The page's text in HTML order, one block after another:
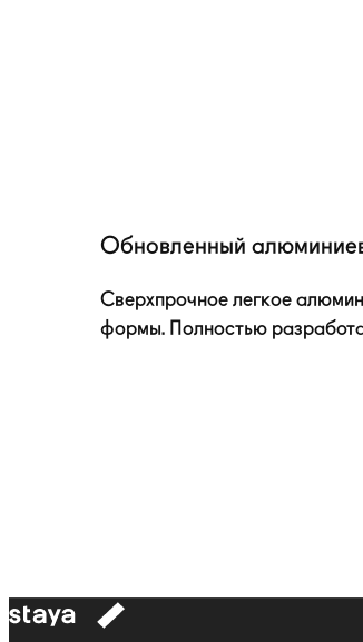
Обновленный
Сверхпрочное легкое
формы. Полностью
к